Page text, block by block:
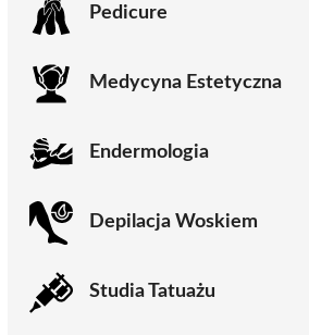
Pedicure
Medycyna Estetyczna
Endermologia
Depilacja Woskiem
Studia Tatuażu